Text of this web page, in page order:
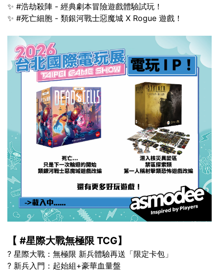
✨ #浩劫殺陣 - 經典劇本冒險遊戲體驗試玩！
✨ #死亡細胞 - 類銀河戰士惡魔城 X Rogue 遊戲！
【 #星際大戰無極限 TCG】
? 星際大戰：無極限 新兵體驗再送「限定卡包」
? 新兵入門：起始組+豪華血量盤